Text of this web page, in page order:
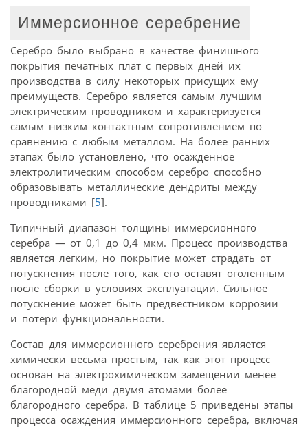
Иммерсионное серебрение
Серебро было выбрано в качестве финишного
покрытия печатных плат с первых дней их
производства в силу некоторых присущих ему
преимуществ. Серебро является самым лучшим
электрическим проводником и характеризуется
самым низким контактным сопротивлением по
сравнению с любым металлом. На более ранних
этапах было установлено, что осажденное
электролитическим способом серебро способно
образовывать металлические дендриты между
проводниками [5].
Типичный диапазон толщины иммерсионного
серебра — от 0,1 до 0,4 мкм. Процесс производства
является легким, но покрытие может страдать от
потускнения после того, как его оставят оголенным
после сборки в условиях эксплуатации. Сильное
потускнение может быть предвестником коррозии
и потери функциональности.
Состав для иммерсионного серебрения является
химически весьма простым, так как этот процесс
основан на электрохимическом замещении менее
благородной меди двумя атомами более
благородного серебра. В таблице 5 приведены этапы
процесса осаждения иммерсионного серебра, включая